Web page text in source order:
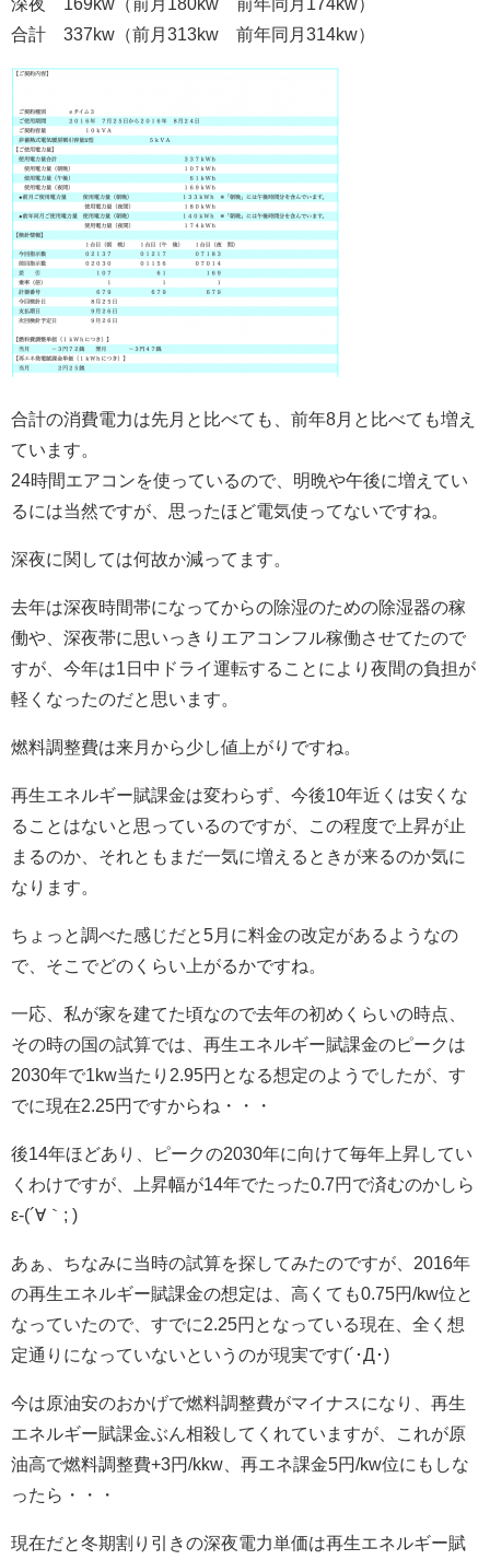
深夜 169kw（前月180kw 前年同月174kw）
合計 337kw（前月313kw 前年同月314kw）
合計の消費電力は先月と比べても、前年8月と比べても増え
ています。
24時間エアコンを使っているので、明晩や午後に増えてい
るには当然ですが、思ったほど電気使ってないですね。
深夜に関しては何故か減ってます。
去年は深夜時間帯になってからの除湿のための除湿器の稼
働や、深夜帯に思いっきりエアコンフル稼働させてたので
すが、今年は1日中ドライ運転することにより夜間の負担が
軽くなったのだと思います。
燃料調整費は来月から少し値上がりですね。
再生エネルギー賦課金は変わらず、今後10年近くは安くな
ることはないと思っているのですが、この程度で上昇が止
まるのか、それともまだ一気に増えるときが来るのか気に
なります。
ちょっと調べた感じだと5月に料金の改定があるようなの
で、そこでどのくらい上がるかですね。
一応、私が家を建てた頃なので去年の初めくらいの時点、
その時の国の試算では、再生エネルギー賦課金のピークは
2030年で1kw当たり2.95円となる想定のようでしたが、す
でに現在2.25円ですからね・・・
後14年ほどあり、ピークの2030年に向けて毎年上昇してい
くわけですが、上昇幅が14年でたった0.7円で済むのかしら
ε-(´∀｀; )
あぁ、ちなみに当時の試算を探してみたのですが、2016年
の再生エネルギー賦課金の想定は、高くても0.75円/kw位と
なっていたので、すでに2.25円となっている現在、全く想
定通りになっていないというのが現実です(´･Д･)
今は原油安のおかげで燃料調整費がマイナスになり、再生
エネルギー賦課金ぶん相殺してくれていますが、これが原
油高で燃料調整費+3円/kkw、再エネ課金5円/kw位にもしな
ったら・・・
現在だと冬期割り引きの深夜電力単価は再生エネルギー賦